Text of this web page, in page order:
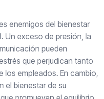
enemigos del bienestar
Un exceso de presión, la
pueden
que perjudican tanto
los empleados. En cambio,
el bienestar de su